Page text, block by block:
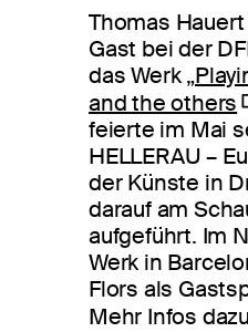
Thomas
Gast bei der
das Werk „
and the others
feierte im Mai
HELLERAU –
der Künste in
darauf am
aufgeführt. Im
Werk in
Flors als
Mehr Infos